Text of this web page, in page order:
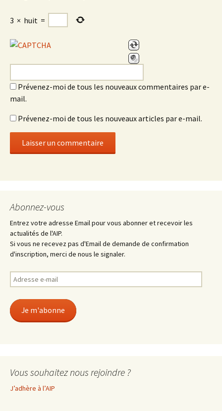
3 × huit =
Prévenez-moi de tous les nouveaux commentaires par e-
mail.
Prévenez-moi de tous les nouveaux articles par e-mail.
Abonnez-vous
Entrez votre adresse Email pour vous abonner et recevoir les
actualités de l'AIP.
Si vous ne recevez pas d'Email de demande de confirmation
d'inscription, merci de nous le signaler.
Adresse
e-
Je m'abonne
Vous souhaitez nous rejoindre ?
J’adhère à l’AIP